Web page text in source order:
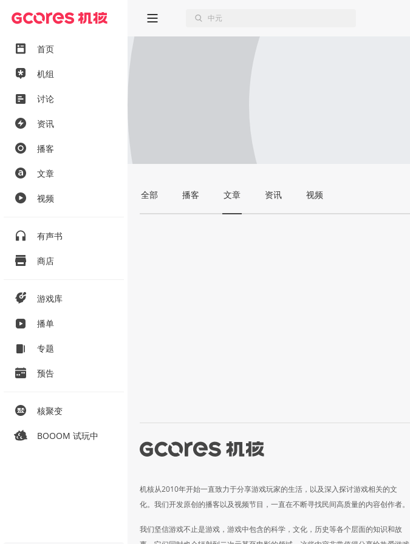
首页
机组
讨论
资讯
播客
文章
视频
有声书
商店
游戏库
播单
专题
预告
核聚变
BOOOM 试玩中
全部 播客 文章 资讯 视频
机核从2010年开始一直致力于分享游戏玩家的生活，以及深入探讨游戏相关的文
化。我们开发原创的播客以及视频节目，一直在不断寻找民间高质量的内容创作者。
我们坚信游戏不止是游戏，游戏中包含的科学，文化，历史等各个层面的知识和故